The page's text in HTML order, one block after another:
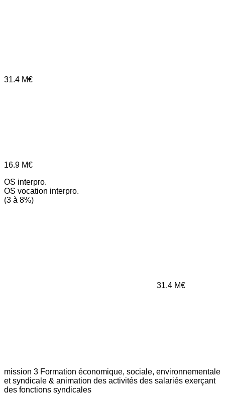
31.4 M€
16.9 M€
OS interpro.
OS vocation interpro.
(3 à 8%)
31.4 M€
mission 3 Formation économique, sociale, environnementale
et syndicale & animation des activités des salariés exerçant
des fonctions syndicales